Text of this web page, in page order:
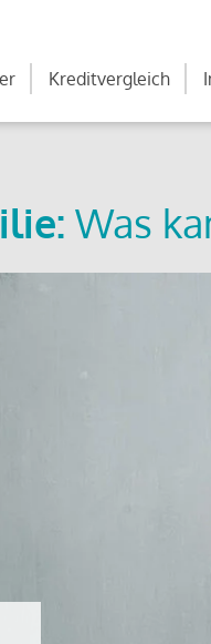
Kreditvergleich
Was